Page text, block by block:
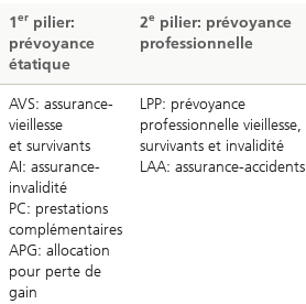
1er pilier:
prévoyance
étatique
2e pilier: prévoyance
professionnelle
AVS: assurance-
vieillesse
et survivants
AI: assurance-
invalidité
PC: prestations
complémentaires
APG: allocation
pour perte de
gain
LPP: prévoyance
professionnelle vieillesse,
survivants et invalidité
LAA: assurance-accidents